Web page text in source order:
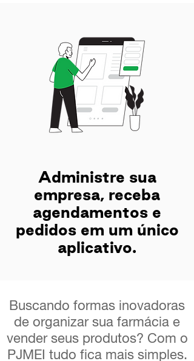
Administre sua
empresa, receba
agendamentos e
pedidos em um único
aplicativo.
Buscando formas inovadoras
de organizar sua farmácia e
vender seus produtos? Com o
PJMEI tudo fica mais simples.